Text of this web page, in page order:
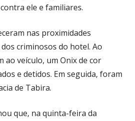
ele e familiares.
nas proximidades
criminosos do hotel. Ao
ao veículo, um Onix de cor
e detidos. Em seguida, foram
de Tabira.
que, na quinta-feira da